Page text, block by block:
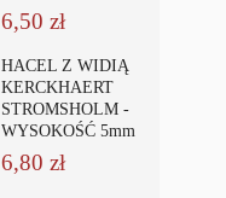
6,50 zł
HACEL Z WIDIĄ
KERCKHAERT
STROMSHOLM -
WYSOKOŚĆ 5mm
6,80 zł